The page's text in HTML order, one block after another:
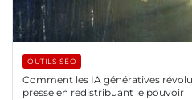
OUTILS SEO
Comment les IA génératives
presse en redistribuant le pouvoir